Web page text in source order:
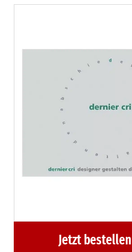
Jetzt bestellen